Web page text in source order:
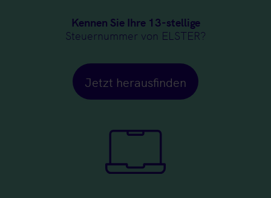
Kennen Sie Ihre 13-stellige
Steuernummer von ELSTER?
Jetzt herausfinden